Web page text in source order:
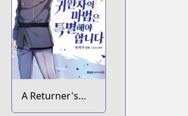
A Returner's
Magic Should